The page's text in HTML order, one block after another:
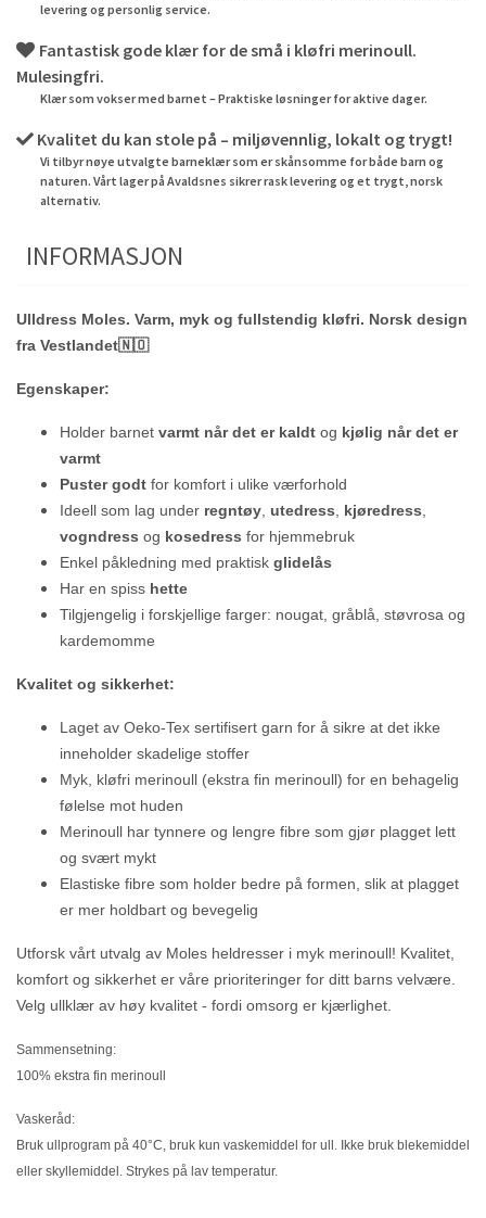
levering og personlig service.
Fantastisk gode klær for de små i kløfri merinoull.
Mulesingfri.
Klær som vokser med barnet – Praktiske løsninger for aktive dager.
Kvalitet du kan stole på – miljøvennlig, lokalt og trygt!
Vi tilbyr nøye utvalgte barneklær som er skånsomme for både barn og
naturen. Vårt lager på Avaldsnes sikrer rask levering og et trygt, norsk
alternativ.
INFORMASJON
Ulldress Moles. Varm, myk og fullstendig kløfri. Norsk design
fra Vestlandet🇳🇴
Egenskaper:
Holder barnet varmt når det er kaldt og kjølig når det er
varmt
Puster godt for komfort i ulike værforhold
Ideell som lag under regntøy utedress kjøredress
vogndress og kosedress for hjemmebruk
Enkel påkledning med praktisk glidelås
Har en spiss hette
Tilgjengelig i forskjellige farger: nougat, gråblå, støvrosa og
kardemomme
Kvalitet og sikkerhet:
Laget av Oeko-Tex sertifisert garn for å sikre at det ikke
inneholder skadelige stoffer
Myk, kløfri merinoull (ekstra fin merinoull) for en behagelig
følelse mot huden
Merinoull har tynnere og lengre fibre som gjør plagget lett
og svært mykt
Elastiske fibre som holder bedre på formen, slik at plagget
er mer holdbart og bevegelig
Utforsk vårt utvalg av Moles heldresser i myk merinoull! Kvalitet,
komfort og sikkerhet er våre prioriteringer for ditt barns velvære.
Velg ullklær av høy kvalitet - fordi omsorg er kjærlighet.
Sammensetning:
100% ekstra fin merinoull
Vaskeråd:
Bruk ullprogram på 40°C, bruk kun vaskemiddel for ull. Ikke bruk blekemiddel
eller skyllemiddel. Strykes på lav temperatur.